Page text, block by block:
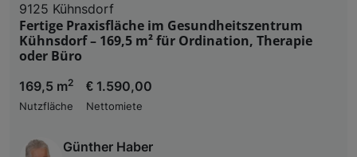
9125 Kühnsdorf
Fertige Praxisfläche im Gesundheitszentrum
Kühnsdorf – 169,5 m² für Ordination, Therapie
oder Büro
169,5 m2
Nutzfläche
€ 1.590,00
Nettomiete
Günther Haber